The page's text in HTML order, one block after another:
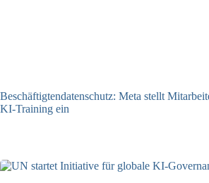
Beschäftigtendatenschutz: Meta stellt
KI-Training ein